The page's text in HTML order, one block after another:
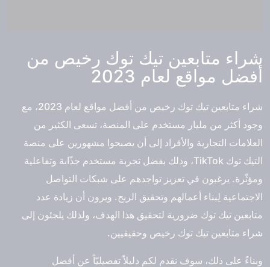
شراء متابعين تيك توك رخيص من
أفضل مواقع لعام 2023
شراء متابعين تيك توك رخيص
من أفضل مواقع لعام 2023، مع
وجود أكثر من مليار مستخدم على المنصة، تسعى الكثير من
العلامات التجارية والأفراد إلى أن يصبحوا مشهورين على منصة
التيك توك TikTok، وذلك بفضل تجربة مستخدم جذّابة وتفاعلية
ومؤثّرة. يرغبون في تعزيز تواجدهم على شبكات التواصل
الاجتماعية لِبناء أعمالهم وتحقيق الربح. ويرون أن زيادة عدد
متابعين تيك توك ضرورية لتحقيق هذا الهدف، ولذلك يلجئون إلى
شراء متابعين تيك توك رخيص وحقيقيين.
وبناءً على ذلك، سوف نقدم لكم دليلاً تفصيليّاً عن أفضل